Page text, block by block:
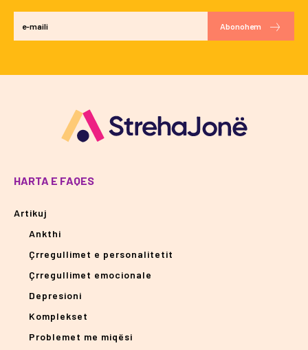
Abonohem
HARTA E FAQES
Artikuj
Ankthi
Çrregullimet e personalitetit
Çrregullimet emocionale
Depresioni
Komplekset
Problemet me miqësi